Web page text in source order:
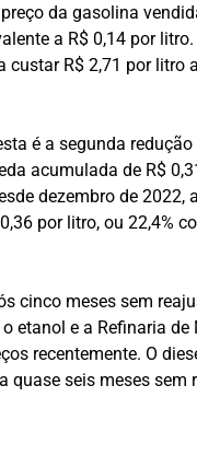
da gasolina
a R$ 0,14 por
custar R$ 2,71 por litro
é a segunda redução
acumulada de R$
dezembro de 2022,
por litro, ou 22,4%
cinco meses sem
etanol e a Refinaria de
recentemente. O
quase seis meses sem